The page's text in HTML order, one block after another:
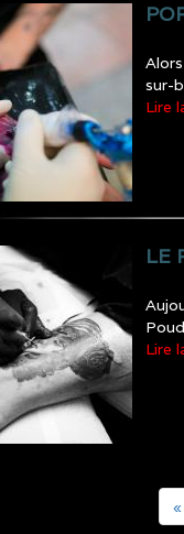
sur-
Lire
LE
Lire